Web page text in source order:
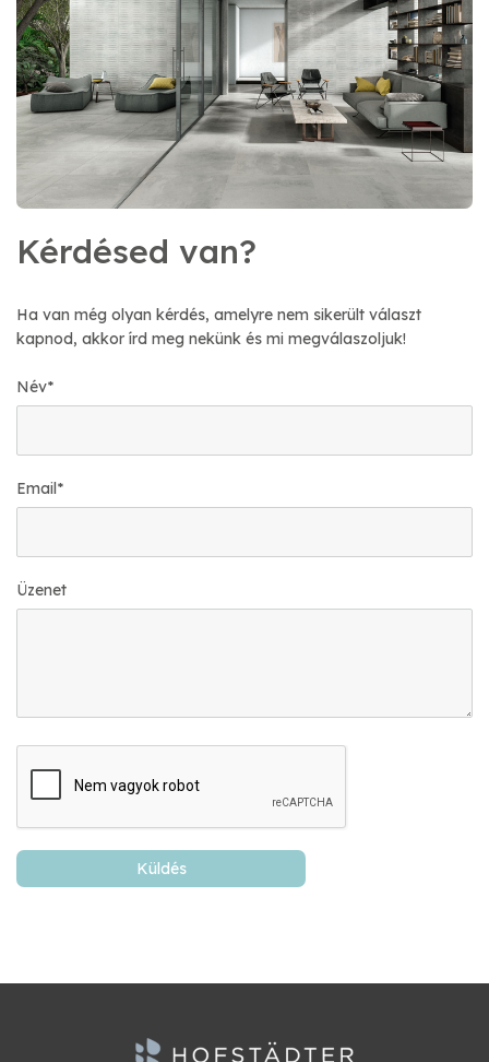
Kérdésed van?
Ha van még olyan kérdés, amelyre nem sikerült választ
kapnod, akkor írd meg nekünk és mi megválaszoljuk!
Név*
Email*
Üzenet
Küldés